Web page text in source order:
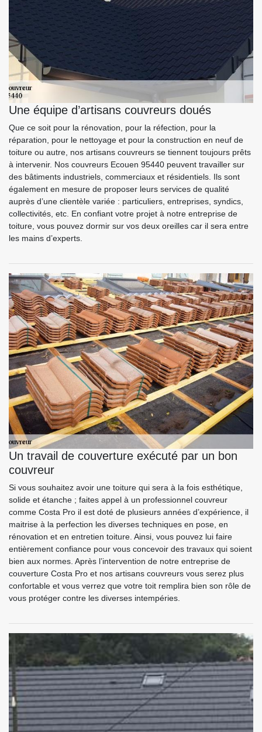
Une équipe d’artisans couvreurs doués
Que ce soit pour la rénovation, pour la réfection, pour la
réparation, pour le nettoyage et pour la construction en neuf de
toiture ou autre, nos artisans couvreurs se tiennent toujours prêts
à intervenir. Nos couvreurs Ecouen 95440 peuvent travailler sur
des bâtiments industriels, commerciaux et résidentiels. Ils sont
également en mesure de proposer leurs services de qualité
auprès d’une clientèle variée : particuliers, entreprises, syndics,
collectivités, etc. En confiant votre projet à notre entreprise de
toiture, vous pouvez dormir sur vos deux oreilles car il sera entre
les mains d’experts.
Un travail de couverture exécuté par un bon
couvreur
Si vous souhaitez avoir une toiture qui sera à la fois esthétique,
solide et étanche ; faites appel à un professionnel couvreur
comme Costa Pro il est doté de plusieurs années d’expérience, il
maitrise à la perfection les diverses techniques en pose, en
rénovation et en entretien toiture. Ainsi, vous pouvez lui faire
entièrement confiance pour vous concevoir des travaux qui soient
bien aux normes. Après l’intervention de notre entreprise de
couverture Costa Pro et nos artisans couvreurs vous serez plus
confortable et vous verrez que votre toit remplira bien son rôle de
vous protéger contre les diverses intempéries.